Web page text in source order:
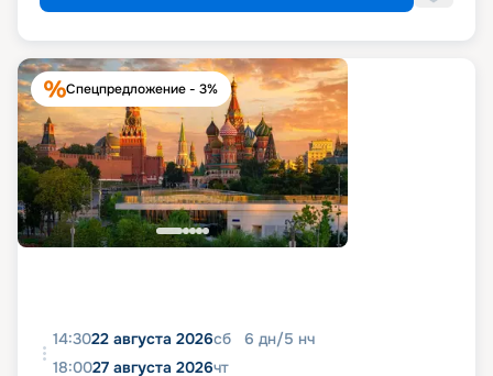
Спецпредложение - 3%
14:3022 августа 2026сб 6 дн/5 нч
18:0027 августа 2026чт